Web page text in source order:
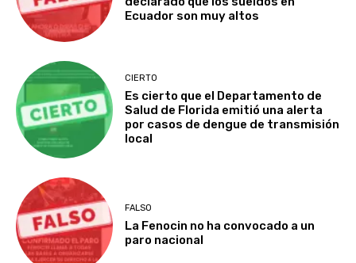
Ecuador son muy altos
CIERTO
Es cierto que el Departamento de
Salud de Florida emitió una alerta
por casos de dengue de transmisión
local
FALSO
La Fenocin no ha convocado a un
paro nacional